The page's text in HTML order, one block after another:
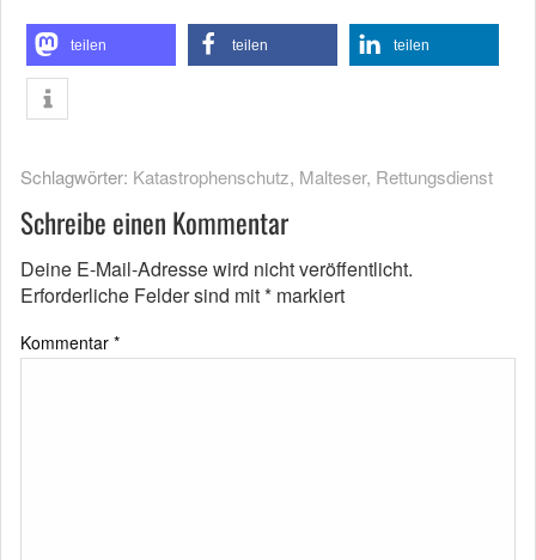
teilen teilen teilen
Schlagwörter: Katastrophenschutz, Malteser, Rettungsdienst
Schreibe einen Kommentar
Deine E-Mail-Adresse wird nicht veröffentlicht.
Erforderliche Felder sind mit* markiert
Kommentar *